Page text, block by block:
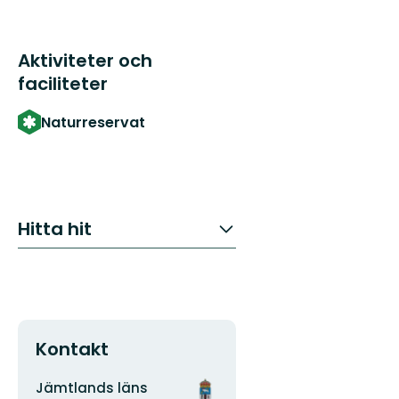
Aktiviteter och
faciliteter
Naturreservat
Hitta hit
Kontakt
Adress
Jämtlands läns
Organisationens